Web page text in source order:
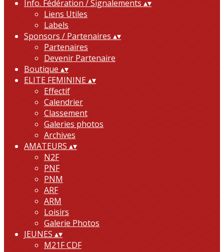
Info. Fédération / Signalements ▴▾
Liens Utiles
Labels
Sponsors / Partenaires ▴▾
Partenaires
Devenir Partenaire
Boutique ▴▾
ELITE FEMININE▴▾
Effectif
Calendrier
Classement
Galeries photos
Archives
AMATEURS ▴▾
N2F
PNF
PNM
ARF
ARM
Loisirs
Galerie Photos
JEUNES ▴▾
M21F CDF